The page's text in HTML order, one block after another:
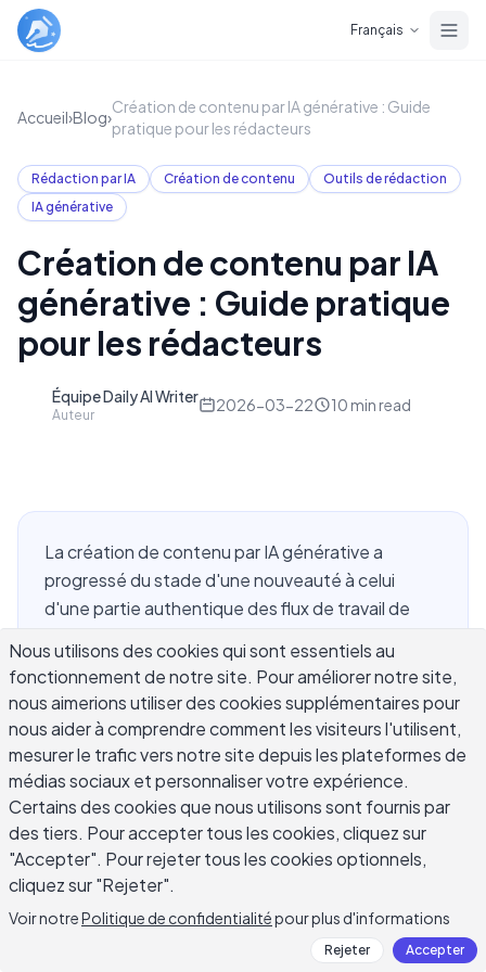
Français
Accueil›Blog›
Création de contenu par IA générative : Guide
pratique pour les rédacteurs
Rédaction par IA Création de contenu
Outils de rédaction
IA générative
Création de contenu par IA
générative : Guide pratique
pour les rédacteurs
Équipe Daily AI Writer
Auteur
2026-03-22 10 min read
La création de contenu par IA générative a
progressé du stade d'une nouveauté à celui
d'une partie authentique des flux de travail de
blogueur tentant de publier plus régulièrement,
un spécialiste du marketing gérant plusieurs
comptes ou un pigiste jonglant avec les délais, les
outils d'écriture par IA peuvent vous alléger la
charge. Mais ils comportent de véritables
compromis, et comprendre ces compromis est ce
qui sépare les rédacteurs qui tirent une véritable
valeur de l'IA de ceux qui se retrouvent avec du
contenu générique et oubliable. Ce guide démêle
le fonctionnement de l'IA générative pour la
rédaction de contenu, ses domaines de force et
Nous utilisons des cookies qui sont essentiels au
fonctionnement de notre site. Pour améliorer notre site,
nous aimerions utiliser des cookies supplémentaires pour
nous aider à comprendre comment les visiteurs l'utilisent,
mesurer le trafic vers notre site depuis les plateformes de
médias sociaux et personnaliser votre expérience.
Certains des cookies que nous utilisons sont fournis par
des tiers. Pour accepter tous les cookies, cliquez sur
"Accepter". Pour rejeter tous les cookies optionnels,
cliquez sur "Rejeter".
Voir notrePolitique de confidentialitépour plus d'informations
Rejeter Accepter